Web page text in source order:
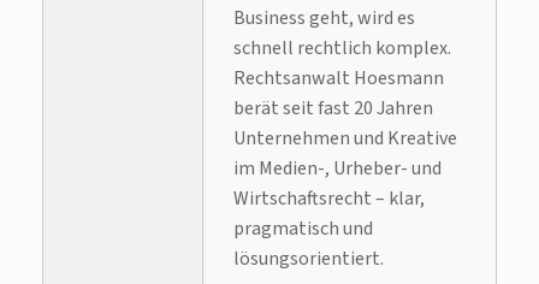
Business geht, wird es
schnell rechtlich komplex.
Rechtsanwalt Hoesmann
berät seit fast 20 Jahren
Unternehmen und Kreative
im Medien-, Urheber- und
Wirtschaftsrecht – klar,
pragmatisch und
lösungsorientiert.